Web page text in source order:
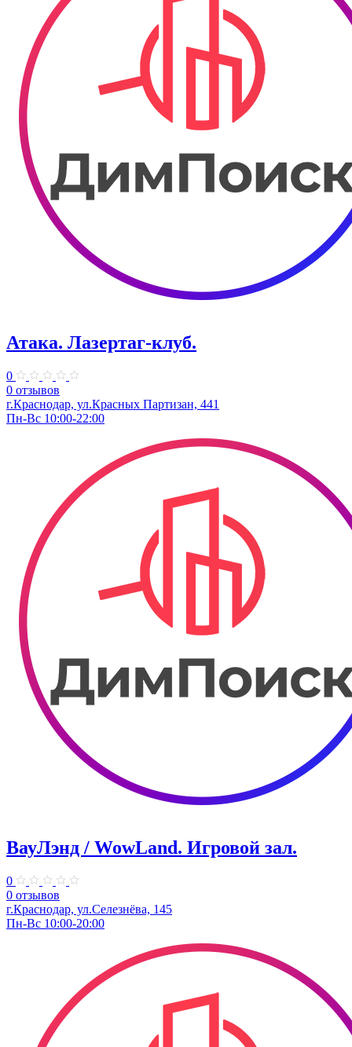
Атака. ​Лазертаг-клуб.
0
0 отзывов
г.Краснодар, ул.Красных Партизан, 441
Пн-Вс 10:00-22:00
ВауЛэнд / WowLand. ​Игровой зал.
0
0 отзывов
г.Краснодар, ул.Селезнёва, 145
Пн-Вс 10:00-20:00